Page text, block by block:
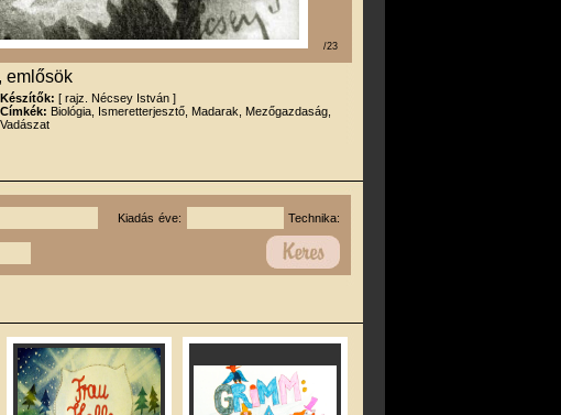
/23
emlősök
Készítők: [ rajz. Nécsey István ]
Címkék: Biológia, Ismeretterjesztő, Madarak, Mezőgazdaság,
Vadászat
Kiadás éve: Technika: